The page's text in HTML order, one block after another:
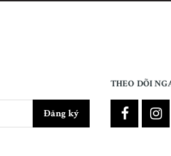
Đăng ký
THEO DÕI